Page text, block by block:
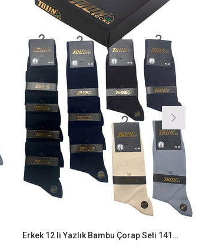
Erkek 12 li Yazlık Bambu Çorap Seti 14184